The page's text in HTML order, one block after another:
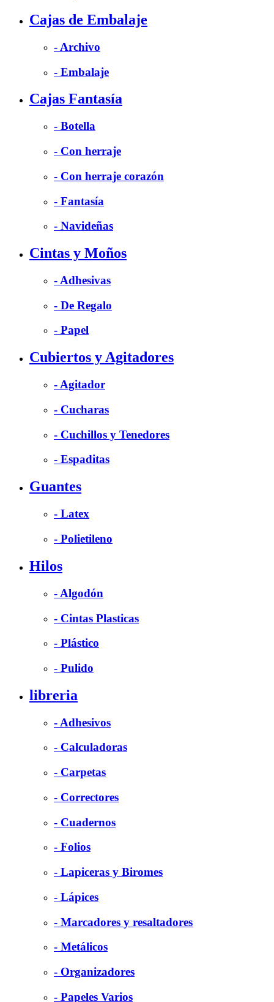
Cajas de Embalaje
- Archivo
- Embalaje
Cajas Fantasía
- Botella
- Con herraje
- Con herraje corazón
- Fantasía
- Navideñas
Cintas y Moños
- Adhesivas
- De Regalo
- Papel
Cubiertos y Agitadores
- Agitador
- Cucharas
- Cuchillos y Tenedores
- Espaditas
Guantes
- Latex
- Polietileno
Hilos
- Algodón
- Cintas Plasticas
- Plástico
- Pulido
libreria
- Adhesivos
- Calculadoras
- Carpetas
- Correctores
- Cuadernos
- Folios
- Lapiceras y Biromes
- Lápices
- Marcadores y resaltadores
- Metálicos
- Organizadores
- Papeles Varios